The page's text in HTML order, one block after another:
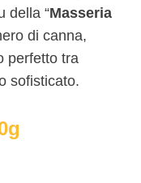
della “Masseria
di canna,
perfetto tra
sofisticato.